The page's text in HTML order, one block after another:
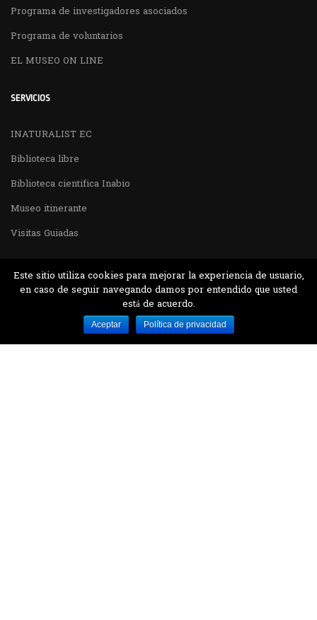
Programa de investigadores asociados
Programa de voluntarios
EL MUSEO ON LINE
SERVICIOS
INATURALIST EC
Biblioteca libre
Biblioteca cientifica Inabio
Museo itinerante
Visitas Guiadas
Desarrollado por MJTEC.
Este sitio utiliza cookies para mejorar la experiencia de usuario,
en caso de seguir navegando damos por entendido que usted
está de acuerdo.
Aceptar Política de privacidad